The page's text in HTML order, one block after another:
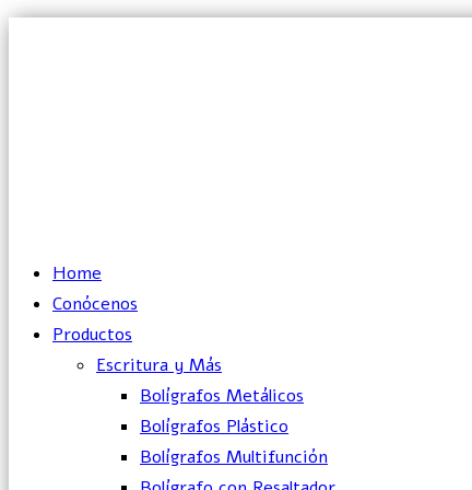
Home
Conócenos
Productos
Escritura y Más
Bolígrafos Metálicos
Bolígrafos Plástico
Bolígrafos Multifunción